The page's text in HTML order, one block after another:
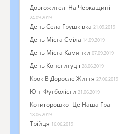
Довгожителі На Черкащині
24.09.2019
День Села Грушківка 21.09.2019
День Міста Сміла 14.09.2019
День Міста Камянки 07.09.2019
День Конституції 28.06.2019
Крок В Доросле Життя 27.06.2019
Юні Футболісти 21.06.2019
Котигорошко- Це Наша Гра
18.06.2019
Трійця 16.06.2019